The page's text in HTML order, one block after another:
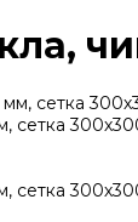
сетка
сетка